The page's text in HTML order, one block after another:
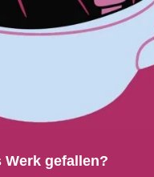
Werk gefallen?